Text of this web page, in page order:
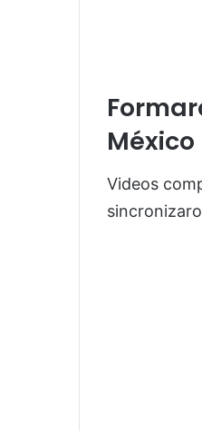
México
Videos